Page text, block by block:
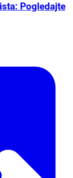
Pogledajte